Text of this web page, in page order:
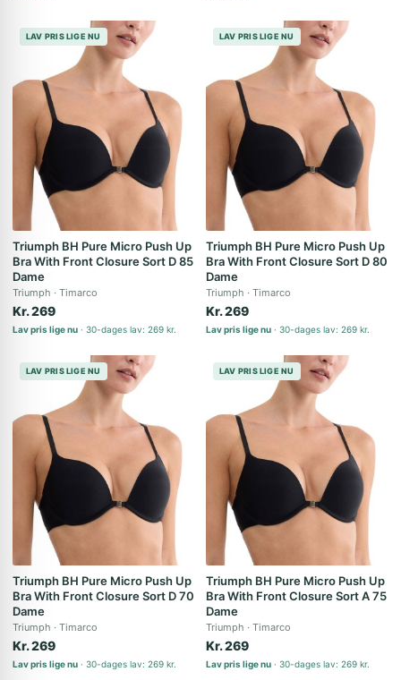
LAV PRIS LIGE NU
Triumph BH Pure Micro Push Up
Bra With Front Closure Sort D 85
Dame
Triumph Timarco
Kr. 269
Lav pris lige nu 30-dages lav: 269 kr.
LAV PRIS LIGE NU
Triumph BH Pure Micro Push Up
Bra With Front Closure Sort D 80
Dame
Triumph Timarco
Kr. 269
Lav pris lige nu 30-dages lav: 269 kr.
LAV PRIS LIGE NU
Triumph BH Pure Micro Push Up
Bra With Front Closure Sort D 70
Dame
Triumph Timarco
Kr. 269
Lav pris lige nu 30-dages lav: 269 kr.
LAV PRIS LIGE NU
Triumph BH Pure Micro Push Up
Bra With Front Closure Sort A 75
Dame
Triumph Timarco
Kr. 269
Lav pris lige nu 30-dages lav: 269 kr.